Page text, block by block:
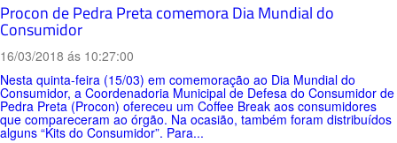
Procon de Pedra Preta comemora Dia Mundial do
Consumidor
16/03/2018 ás 10:27:00
Nesta quinta-feira (15/03) em comemoração ao Dia Mundial do
Consumidor, a Coordenadoria Municipal de Defesa do Consumidor de
Pedra Preta (Procon) ofereceu um Coffee Break aos consumidores
que compareceram ao órgão. Na ocasião, também foram distribuídos
alguns “Kits do Consumidor”. Para...